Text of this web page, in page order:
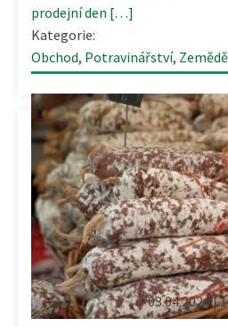
prodejní den […]
Kategorie:
Obchod, Potravinářství,
03.04.2024 |